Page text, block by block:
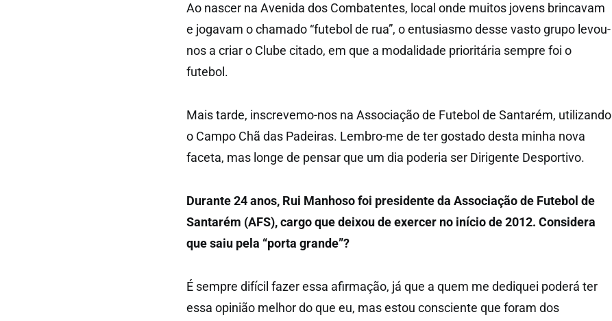
Ao nascer na Avenida dos Combatentes, local onde muitos jovens brincavam
e jogavam o chamado “futebol de rua”, o entusiasmo desse vasto grupo levou-
nos a criar o Clube citado, em que a modalidade prioritária sempre foi o
futebol.
Mais tarde, inscrevemo-nos na Associação de Futebol de Santarém, utilizando
o Campo Chã das Padeiras. Lembro-me de ter gostado desta minha nova
faceta, mas longe de pensar que um dia poderia ser Dirigente Desportivo.
Durante 24 anos, Rui Manhoso foi presidente da Associação de Futebol de
Santarém (AFS), cargo que deixou de exercer no início de 2012. Considera
que saiu pela “porta grande”?
É sempre difícil fazer essa afirmação, já que a quem me dediquei poderá ter
essa opinião melhor do que eu, mas estou consciente que foram dos